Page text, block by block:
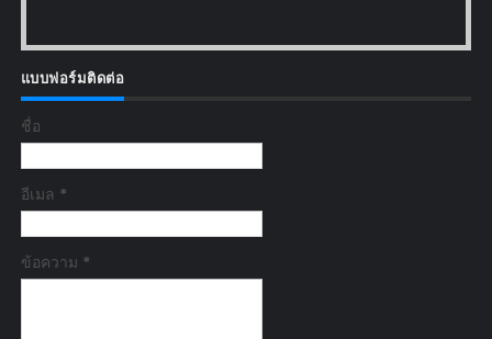
แบบฟอร์มติดต่อ
ชื่อ
อีเมล *
ข้อความ *